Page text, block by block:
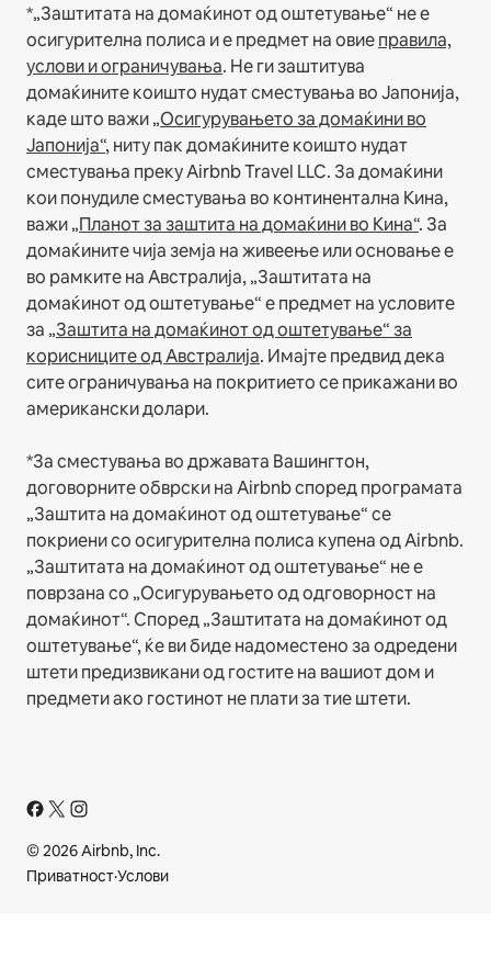
*„Заштитата на домаќинот од оштетување“ не е
осигурителна полиса и е предмет на овиеправила,
услови и ограничувања. Не ги заштитува
домаќините коишто нудат сместувања во Јапонија,
каде што важи„Осигурувањето за домаќини во
Јапонија“, ниту пак домаќините коишто нудат
сместувања преку Airbnb Travel LLC. За домаќини
кои понудиле сместувања во континентална Кина,
важи„Планот за заштита на домаќини во Кина“. За
домаќините чија земја на живеење или основање е
во рамките на Австралија, „Заштитата на
домаќинот од оштетување“ е предмет на условите
за„Заштита на домаќинот од оштетување“ за
корисниците од Австралија. Имајте предвид дека
сите ограничувања на покритието се прикажани во
американски долари.
*За сместувања во државата Вашингтон,
договорните обврски на Airbnb според програмата
„Заштита на домаќинот од оштетување“ се
покриени со осигурителна полиса купена од Airbnb.
„Заштитата на домаќинот од оштетување“ не е
поврзана со „Осигурувањето од одговорност на
домаќинот“. Според „Заштитата на домаќинот од
оштетување“, ќе ви биде надоместено за одредени
штети предизвикани од гостите на вашиот дом и
предмети ако гостинот не плати за тие штети.
© 2026 Airbnb, Inc.
Приватност·Услови